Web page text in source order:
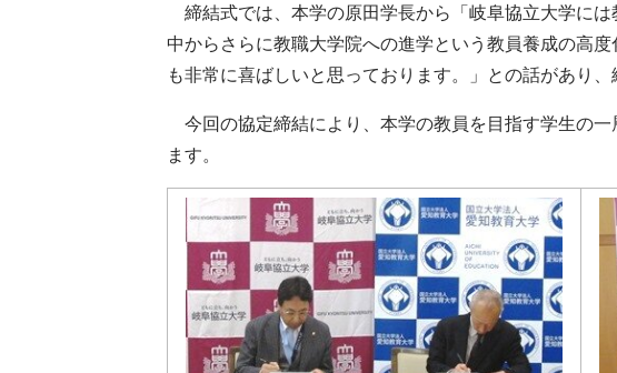
締結式では、本学の原田学長から「岐阜協立大学に
中からさらに教職大学院への進学という教員養成の高
も非常に喜ばしいと思っております。」との話があり、
今回の協定締結により、本学の教員を目指す学生の
ます。